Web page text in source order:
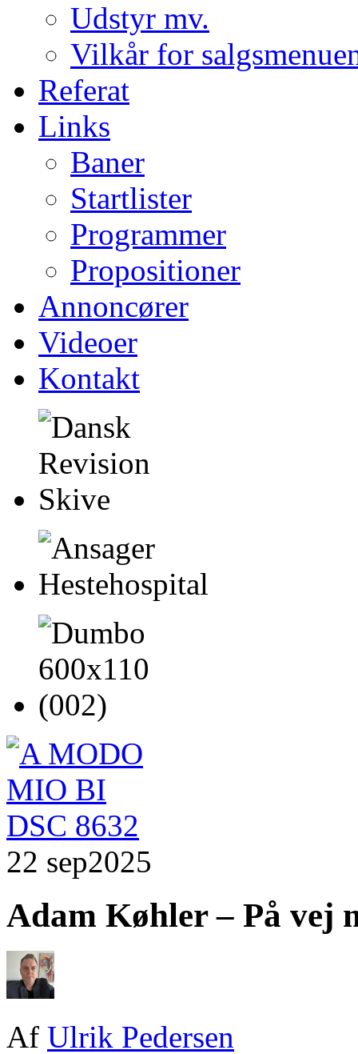
Udstyr mv.
Vilkår for
Referat
Links
Baner
Startlister
Programmer
Propositioner
Annoncører
Videoer
Kontakt
22 sep2025
Adam Køhler – På vej
Af Ulrik Pedersen